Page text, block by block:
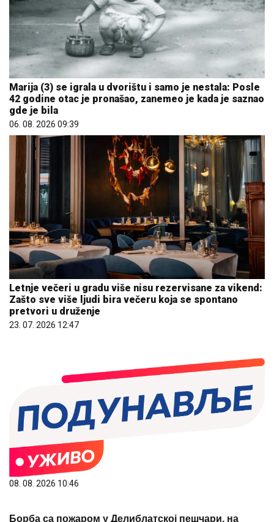
Marija (3) se igrala u dvorištu i samo je nestala: Posle
42 godine otac je pronašao, zanemeo je kada je saznao
gde je bila
06. 08. 2026 09:39
Letnje večeri u gradu više nisu rezervisane za vikend:
Zašto sve više ljudi bira večeru koja se spontano
pretvori u druženje
23. 07. 2026 12:47
08. 08. 2026 10:46
Борба са пожаром у Делиблатској пешчари, на